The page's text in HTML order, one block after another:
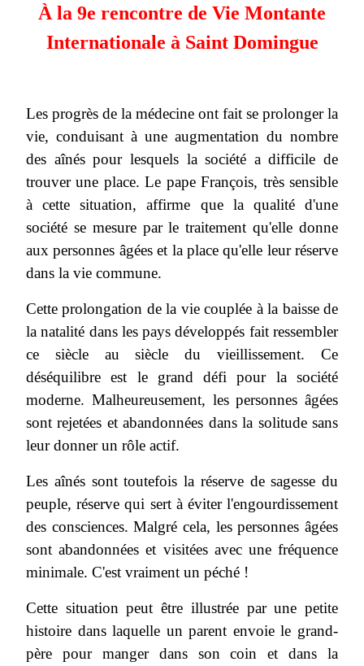
À la 9e rencontre de Vie Montante
Internationale à Saint Domingue
Les progrès de la médecine ont fait se prolonger la
vie, conduisant à une augmentation du nombre
des aînés pour lesquels la société a difficile de
trouver une place. Le pape François, très sensible
à cette situation, affirme que la qualité d'une
société se mesure par le traitement qu'elle donne
aux personnes âgées et la place qu'elle leur réserve
dans la vie commune.
Cette prolongation de la vie couplée à la baisse de
la natalité dans les pays développés fait ressembler
ce siècle au siècle du vieillissement. Ce
déséquilibre est le grand défi pour la société
moderne. Malheureusement, les personnes âgées
sont rejetées et abandonnées dans la solitude sans
leur donner un rôle actif.
Les aînés sont toutefois la réserve de sagesse du
peuple, réserve qui sert à éviter l'engourdissement
des consciences. Malgré cela, les personnes âgées
sont abandonnées et visitées avec une fréquence
minimale. C'est vraiment un péché !
Cette situation peut être illustrée par une petite
histoire dans laquelle un parent envoie le grand-
père pour manger dans son coin et dans la